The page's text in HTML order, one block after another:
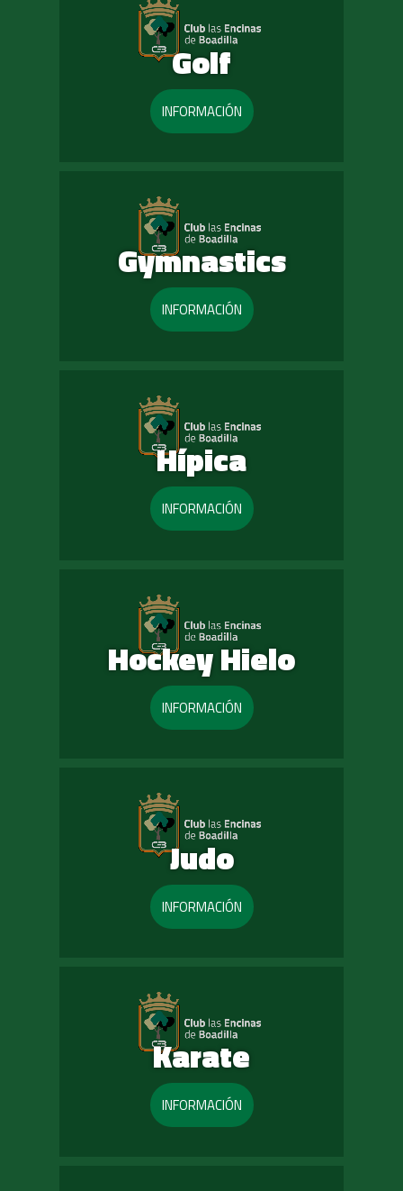
Golf
INFORMACIÓN
Gymnastics
INFORMACIÓN
Hípica
INFORMACIÓN
Hockey Hielo
INFORMACIÓN
Judo
INFORMACIÓN
Karate
INFORMACIÓN